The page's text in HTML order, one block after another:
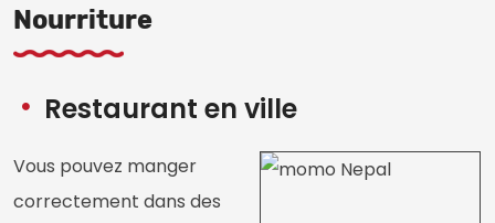
Nourriture
Restaurant en ville
Vous pouvez manger
correctement dans des